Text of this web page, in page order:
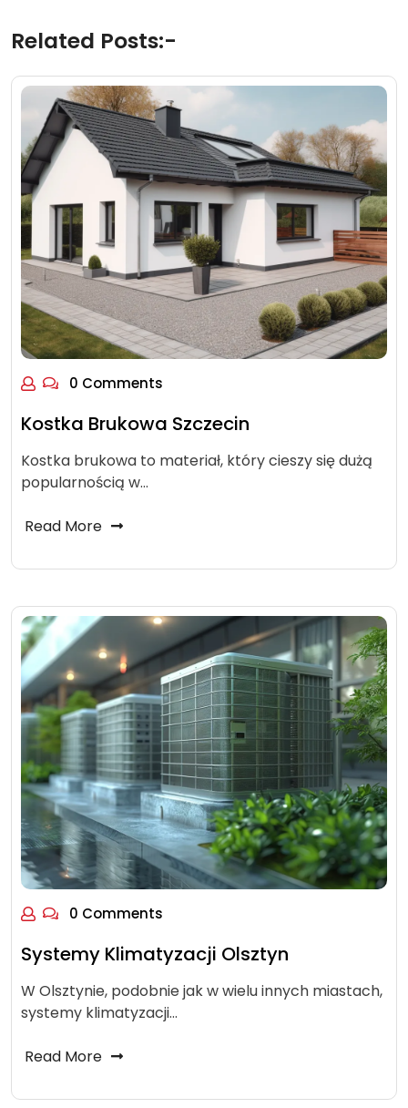
Related Posts:-
0 Comments
Kostka Brukowa Szczecin
Kostka brukowa to materiał, który cieszy się dużą
popularnością w…
Read More
0 Comments
Systemy Klimatyzacji Olsztyn
W Olsztynie, podobnie jak w wielu innych miastach,
systemy klimatyzacji…
Read More